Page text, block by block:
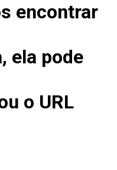
encontrar
ela pode
o URL